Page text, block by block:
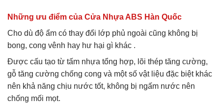
Những ưu điểm của Cửa Nhựa ABS Hàn Quốc
Cho dù độ ẩm có thay đổi lớp phủ ngoài cũng không bị
bong, cong vênh hay hư hại gì khác .
Được cấu tạo từ tấm nhựa tổng hợp, lõi thép tăng cường,
gỗ tăng cường chống cong và một số vật liệu đặc biệt khác
nên khả năng chịu nước tốt, không bị ngấm nước nên
chống mối mọt.